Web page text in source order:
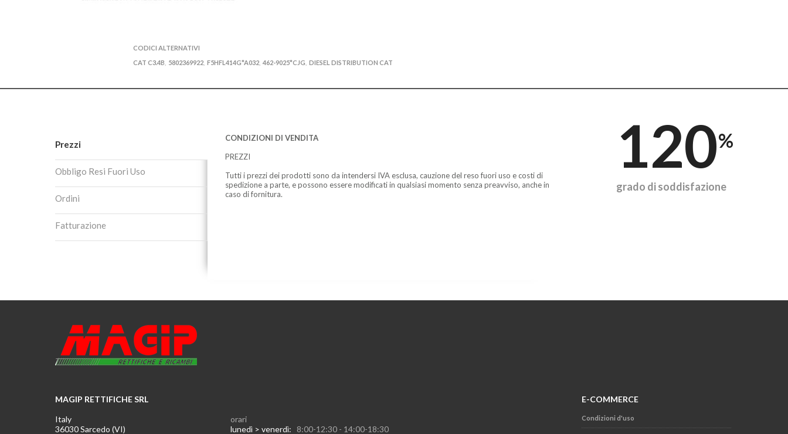
CODICI ALTERNATIVI
CAT C3.4B
5802369922 F5HFL414G*A032 462-9025*CJG DIESEL DISTRIBUTION CAT
Prezzi
Obbligo Resi Fuori Uso
Ordini
Fatturazione
CONDIZIONI DI VENDITA
PREZZI
Tutti i prezzi dei prodotti sono da intendersi IVA esclusa, cauzione del reso fuori uso e costi di
spedizione a parte, e possono essere modificati in qualsiasi momento senza preavviso, anche in
caso di fornitura.
120%
grado di soddisfazione
MAGIP RETTIFICHE SRL
Italy
36030 Sarcedo (VI)
orari
lunedì > venerdì: 8:00-12:30 - 14:00-18:30
E-COMMERCE
Condizioni d'uso